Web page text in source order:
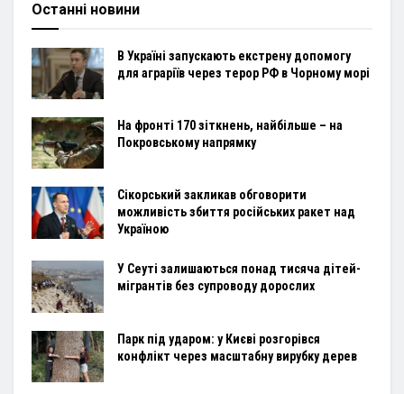
Останні новини
В Україні запускають екстрену допомогу
для аграріїв через терор РФ в Чорному морі
На фронті 170 зіткнень, найбільше – на
Покровському напрямку
Сікорський закликав обговорити
можливість збиття російських ракет над
Україною
У Сеуті залишаються понад тисяча дітей-
мігрантів без супроводу дорослих
Парк під ударом: у Києві розгорівся
конфлікт через масштабну вирубку дерев